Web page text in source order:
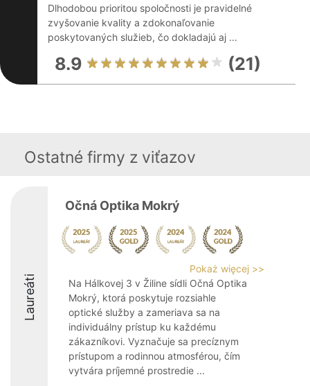
Dlhodobou prioritou spoločnosti je pravidelné
zvyšovanie kvality a zdokonaľovanie
poskytovaných služieb, čo dokladajú aj ...
8.9 (21)
Ostatné firmy z viťazov
Laureáti
Očná Optika Mokrý
Pokaż więcej >>
Na Hálkovej 3 v Žiline sídli Očná Optika
Mokrý, ktorá poskytuje rozsiahle
optické služby a zameriava sa na
individuálny prístup ku každému
zákazníkovi. Vyznačuje sa precíznym
prístupom a rodinnou atmosférou, čím
vytvára príjemné prostredie ...